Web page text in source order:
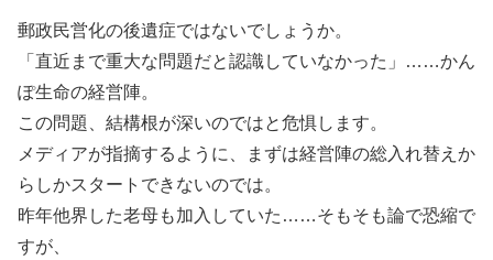
郵政民営化の後遺症ではないでしょうか。
「直近まで重大な問題だと認識していなかった」……かん
ぽ生命の経営陣。
この問題、結構根が深いのではと危惧します。
メディアが指摘するように、まずは経営陣の総入れ替えか
らしかスタートできないのでは。
昨年他界した老母も加入していた……そもそも論で恐縮で
すが、